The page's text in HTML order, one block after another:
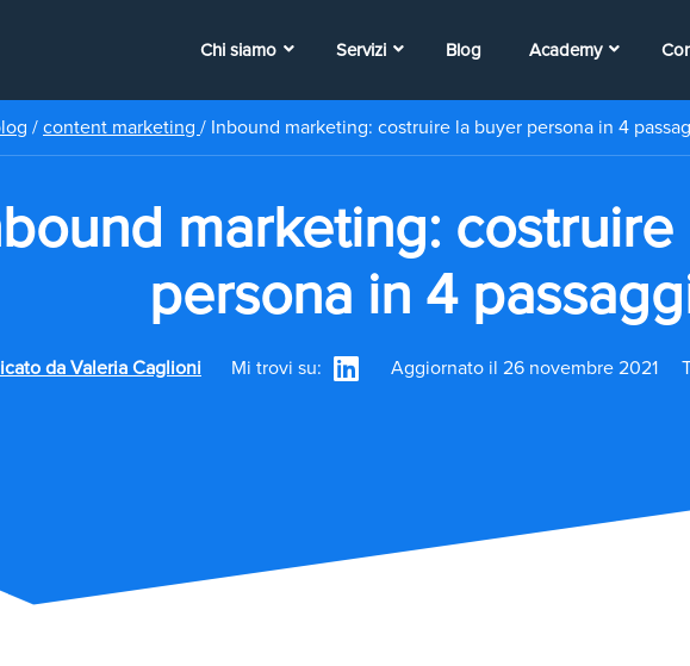
Chi siamo Servizi Blog Academy
/ content marketing / Inbound marketing: costruire la buyer persona in 4
marketing:
persona in 4
da Valeria Caglioni Mi trovi su: Aggiornato il 26 novembre 2021